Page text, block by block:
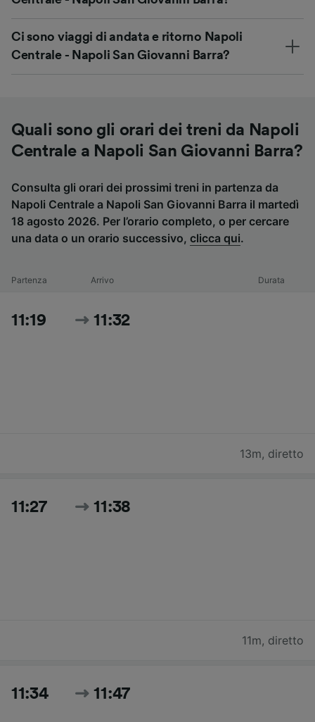
Ci sono viaggi di andata e ritorno Napoli
Centrale - Napoli San Giovanni Barra?
Quali sono gli orari dei treni da Napoli
Centrale a Napoli San Giovanni Barra?
Consulta gli orari dei prossimi treni in partenza da
Napoli Centrale a Napoli San Giovanni Barra il martedì
18 agosto 2026. Per l’orario completo, o per cercare
una data o un orario successivo, clicca qui.
Partenza Arrivo Durata
11:19 11:32
13m, diretto
11:27 11:38
11m, diretto
11:34 11:47